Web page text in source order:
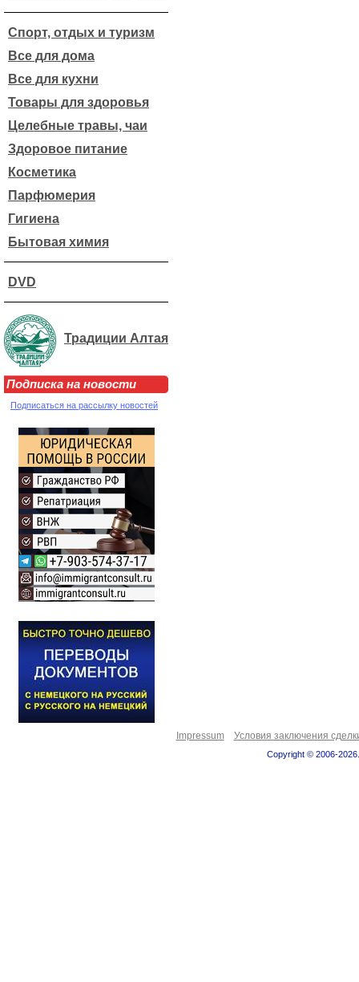
Спорт, отдых и туризм
Все для дома
Все для кухни
Товары для здоровья
Целебные травы, чаи
Здоровое питание
Косметика
Парфюмерия
Гигиена
Бытовая химия
DVD
Традиции Алтая
Подписка на новости
Подписаться на рассылку новостей
Impressum Условия заключения
Copyright © 2006-